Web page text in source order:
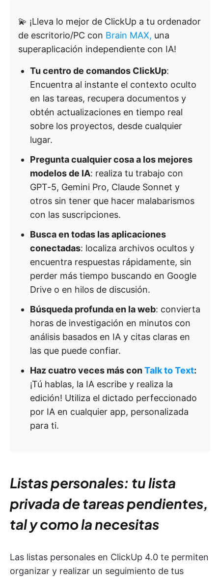
💫 ¡Lleva lo mejor de ClickUp a tu ordenador
de escritorio/PC con Brain MAX, una
superaplicación independiente con IA!
Tu centro de comandos ClickUp:
Encuentra al instante el contexto oculto
en las tareas, recupera documentos y
obtén actualizaciones en tiempo real
sobre los proyectos, desde cualquier
lugar.
Pregunta cualquier cosa a los mejores
modelos de IA: realiza tu trabajo con
GPT-5, Gemini Pro, Claude Sonnet y
otros sin tener que hacer malabarismos
con las suscripciones.
Busca en todas las aplicaciones
conectadas: localiza archivos ocultos y
encuentra respuestas rápidamente, sin
perder más tiempo buscando en Google
Drive o en hilos de discusión.
Búsqueda profunda en la web: convierta
horas de investigación en minutos con
análisis basados en IA y citas claras en
las que puede confiar.
Haz cuatro veces más conTalk to Text:
¡Tú hablas, la IA escribe y realiza la
edición! Utiliza el dictado perfeccionado
por IA en cualquier app, personalizada
para ti.
Listas personales: tu lista
privada de tareas pendientes,
tal y como la necesitas
Las listas personales en ClickUp 4.0 te permiten
organizar y realizar un seguimiento de tus